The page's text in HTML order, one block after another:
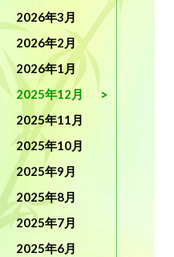
2026年3月
2026年2月
2026年1月
2025年12月
2025年11月
2025年10月
2025年9月
2025年8月
2025年7月
2025年6月